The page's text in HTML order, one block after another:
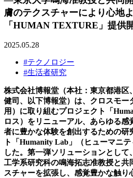
膚のテクスチャーにより心地
「HUMAN TEXTURE」提供
2025.05.28
#テクノロジー
#生活者研究
株式会社博報堂（本社：東京都港区
健司、以下博報堂）は、クロスモー
用）に取り組むプロジェクト「
ロス）をリニューアル、あらゆる感
者に豊かな体験を創出するための研
ト「Humanity Lab」（ヒューマニ
した。第一弾ソリューションとして
工学系研究科の鳴海拓志准教授と共
スチャーを拡張し、感覚豊かな触り